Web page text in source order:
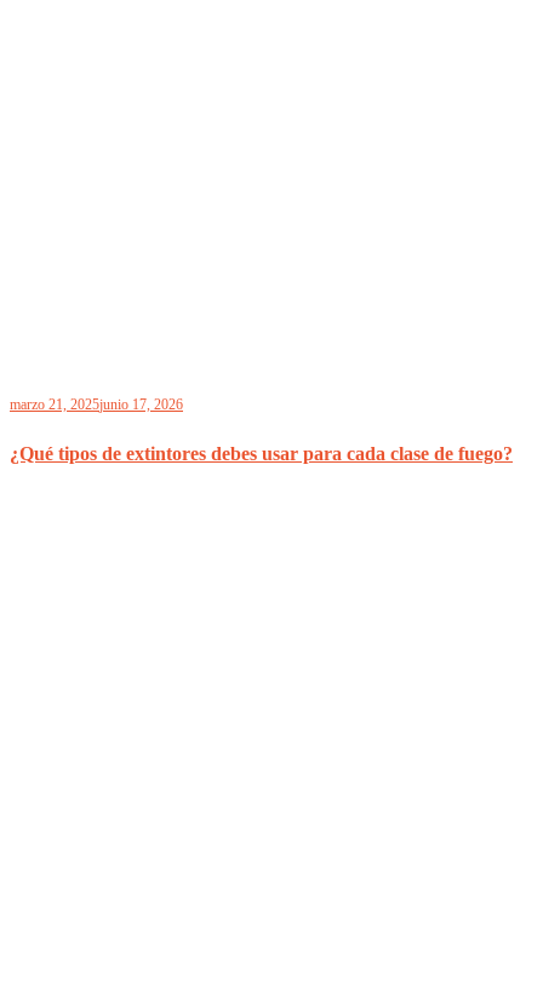
marzo 21, 2025junio 17, 2026
¿Qué tipos de extintores debes usar para cada clase de fuego?